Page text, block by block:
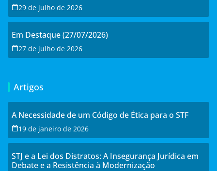
29 de julho de 2026
Em Destaque (27/07/2026)
27 de julho de 2026
Artigos
A Necessidade de um Código de Ética para o STF
19 de janeiro de 2026
STJ e a Lei dos Distratos: A Insegurança Jurídica em
Debate e a Resistência à Modernização